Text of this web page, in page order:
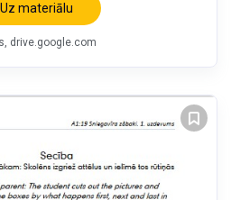
Uz materiālu
drive.google.com